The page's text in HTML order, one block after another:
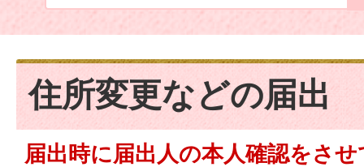
住所変更などの届出
届出時に届出人の本人確認をさ